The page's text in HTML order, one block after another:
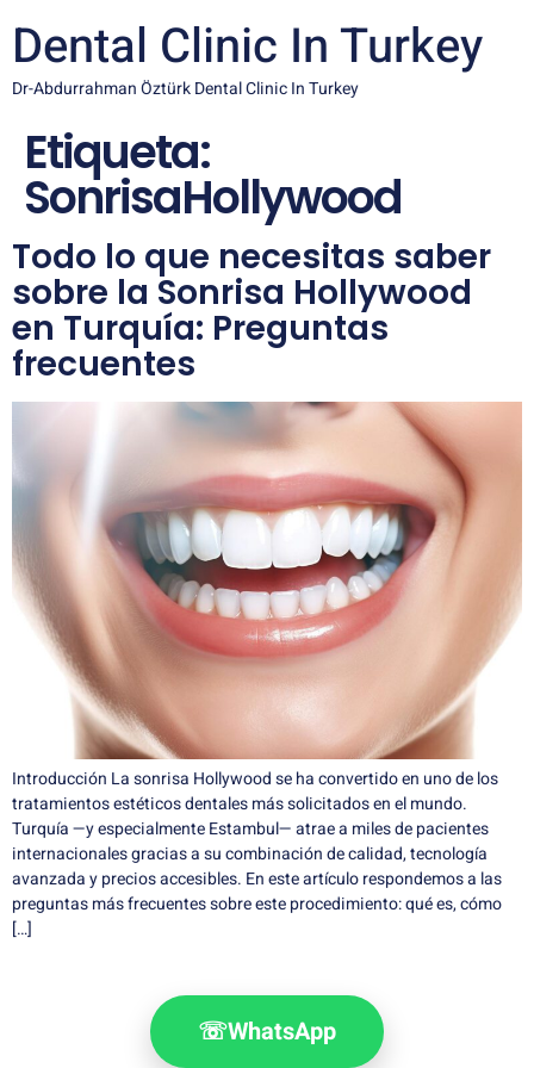
Dental Clinic In Turkey
Dr-Abdurrahman Öztürk Dental Clinic In Turkey
Etiqueta:
SonrisaHollywood
Todo lo que necesitas saber
sobre la Sonrisa Hollywood
en Turquía: Preguntas
frecuentes
Introducción La sonrisa Hollywood se ha convertido en uno de los
tratamientos estéticos dentales más solicitados en el mundo.
Turquía —y especialmente Estambul— atrae a miles de pacientes
internacionales gracias a su combinación de calidad, tecnología
avanzada y precios accesibles. En este artículo respondemos a las
preguntas más frecuentes sobre este procedimiento: qué es, cómo
[…]
☏WhatsApp